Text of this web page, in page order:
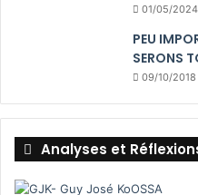
01/05/2024
PEU
SERONS
09/10/2018
Analyses et